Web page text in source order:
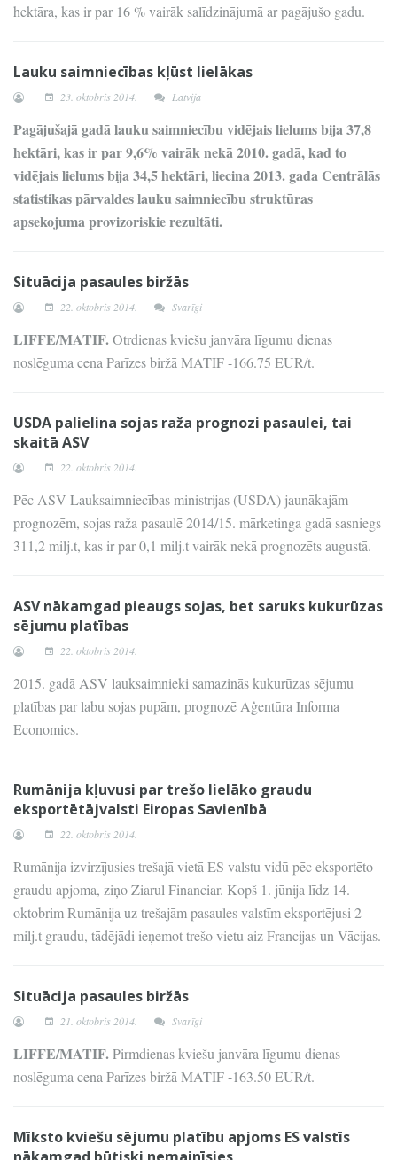
hektāra, kas ir par 16 % vairāk salīdzinājumā ar pagājušo gadu.
Lauku saimniecības kļūst lielākas
23. oktobris 2014. Latvija
Pagājušajā gadā lauku saimniecību vidējais lielums bija 37,8
hektāri, kas ir par 9,6% vairāk nekā 2010. gadā, kad to
vidējais lielums bija 34,5 hektāri, liecina 2013. gada Centrālās
statistikas pārvaldes lauku saimniecību struktūras
apsekojuma provizoriskie rezultāti.
Situācija pasaules biržās
22. oktobris 2014. Svarīgi
LIFFE/MATIF.Otrdienas kviešu janvāra līgumu dienas
noslēguma cena Parīzes biržā MATIF -166.75 EUR/t.
USDA palielina sojas raža prognozi pasaulei, tai
skaitā ASV
22. oktobris 2014.
Pēc ASV Lauksaimniecības ministrijas (USDA) jaunākajām
prognozēm, sojas raža pasaulē 2014/15. mārketinga gadā sasniegs
311,2 milj.t, kas ir par 0,1 milj.t vairāk nekā prognozēts augustā.
ASV nākamgad pieaugs sojas, bet saruks kukurūzas
sējumu platības
22. oktobris 2014.
2015. gadā ASV lauksaimnieki samazinās kukurūzas sējumu
platības par labu sojas pupām, prognozē Aģentūra Informa
Economics.
Rumānija kļuvusi par trešo lielāko graudu
eksportētājvalsti Eiropas Savienībā
22. oktobris 2014.
Rumānija izvirzījusies trešajā vietā ES valstu vidū pēc eksportēto
graudu apjoma, ziņo Ziarul Financiar. Kopš 1. jūnija līdz 14.
oktobrim Rumānija uz trešajām pasaules valstīm eksportējusi 2
milj.t graudu, tādējādi ieņemot trešo vietu aiz Francijas un Vācijas.
Situācija pasaules biržās
21. oktobris 2014. Svarīgi
LIFFE/MATIF.Pirmdienas kviešu janvāra līgumu dienas
noslēguma cena Parīzes biržā MATIF -163.50 EUR/t.
Mīksto kviešu sējumu platību apjoms ES valstīs